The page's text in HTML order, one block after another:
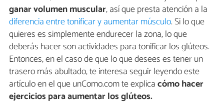
ganar volumen muscular, así que presta atención a la
diferencia entre tonificar y aumentar músculo. Si lo que
quieres es simplemente endurecer la zona, lo que
deberás hacer son actividades para tonificar los glúteos.
Entonces, en el caso de que lo que desees es tener un
trasero más abultado, te interesa seguir leyendo este
artículo en el que unComo.com te explicacómo hacer
ejercicios para aumentar los glúteos.